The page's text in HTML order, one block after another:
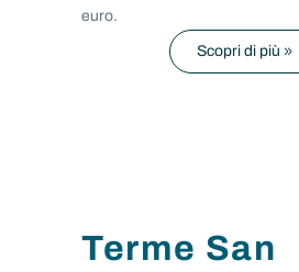
euro.
Scopri di più
Terme San